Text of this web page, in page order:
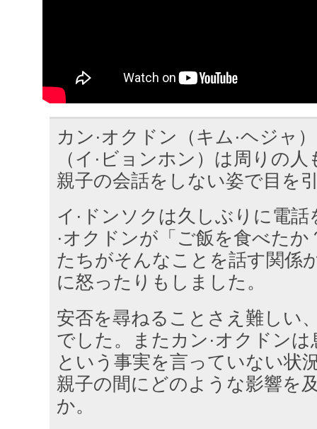
カン·オクドン（キム·ヘジャ
（イ·ビョンホン）は周りの
親子の会話をしない姿で目を
イ·ドンソクは久しぶりに電
·オクドンが「ご飯を食べた
たちがそんなことを話す関係
に怒ったりもしました。
安否を尋ねることさえ難しい
でした。またカン·オクドン
という事実を言っていない状
親子の間にどのような影響を
か。